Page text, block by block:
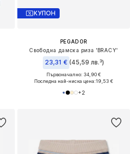
КУПОН
PEGADOR
Свободна дамска риза 'BRACY'
23,31 € (45,59 лв.³)
Първоначално: 34,90 €
Последна най-ниска цена:19,53 €
+2